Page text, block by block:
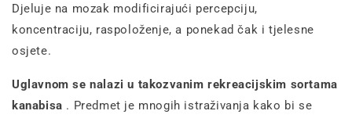
Djeluje na mozak modificirajući percepciju,
koncentraciju, raspoloženje, a ponekad čak i tjelesne
osjete.
Uglavnom se nalazi u takozvanim rekreacijskim sortama
kanabisa . Predmet je mnogih istraživanja kako bi se